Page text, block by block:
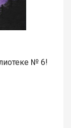
№ 6!